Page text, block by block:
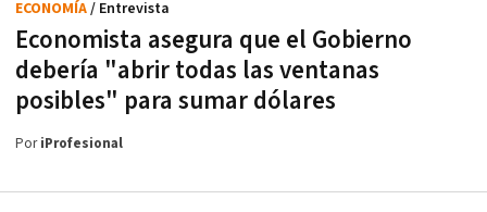
Economista asegura que el Gobierno
debería "abrir todas las ventanas
posibles" para sumar dólares
ECONOMÍA/ Entrevista
PoriProfesional